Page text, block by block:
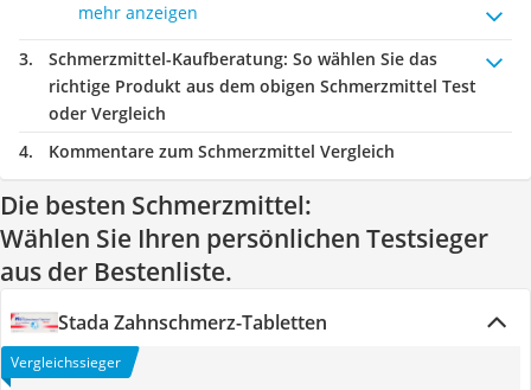
mehr anzeigen
Schmerzmittel-Kaufberatung: So wählen Sie das
richtige Produkt aus dem obigen Schmerzmittel Test
oder Vergleich
Kommentare zum Schmerzmittel Vergleich
Die besten Schmerzmittel:
Wählen Sie Ihren persönlichen Testsieger
aus der Bestenliste.
Stada Zahnschmerz-Tabletten
Vergleichssieger